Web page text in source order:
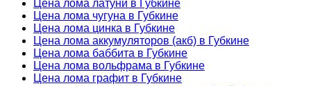
Цена лома латуни в Губкине
Цена лома чугуна в Губкине
Цена лома цинка в Губкине
Цена лома аккумуляторов (акб) в Губкине
Цена лома баббита в Губкине
Цена лома вольфрама в Губкине
Цена лома графит в Губкине